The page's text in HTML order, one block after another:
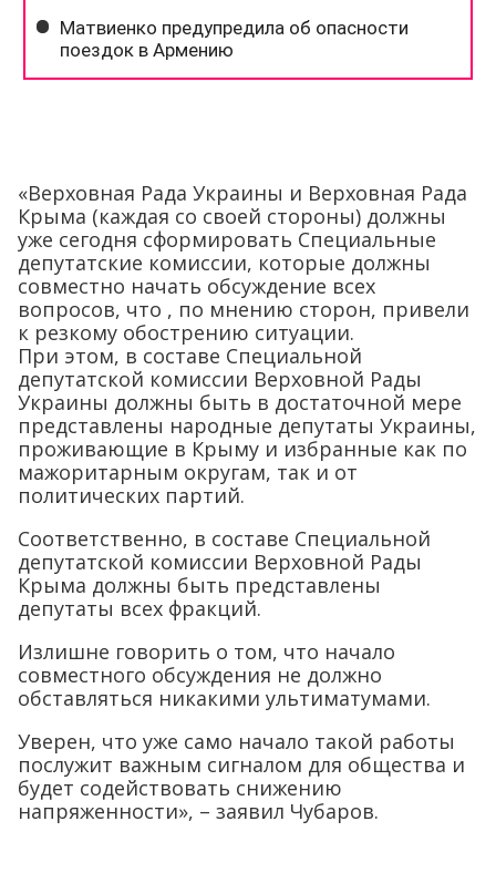
«Верховная Рада Украины и Верховная Рада
Крыма (каждая со своей стороны) должны
уже сегодня сформировать Специальные
депутатские комиссии, которые должны
совместно начать обсуждение всех
вопросов, что , по мнению сторон, привели
к резкому обострению ситуации.
При этом, в составе Специальной
депутатской комиссии Верховной Рады
Украины должны быть в достаточной мере
представлены народные депутаты Украины,
проживающие в Крыму и избранные как по
мажоритарным округам, так и от
политических партий.
Соответственно, в составе Специальной
депутатской комиссии Верховной Рады
Крыма должны быть представлены
депутаты всех фракций.
Излишне говорить о том, что начало
совместного обсуждения не должно
обставляться никакими ультиматумами.
Уверен, что уже само начало такой работы
послужит важным сигналом для общества и
будет содействовать снижению
напряженности», – заявил Чубаров.